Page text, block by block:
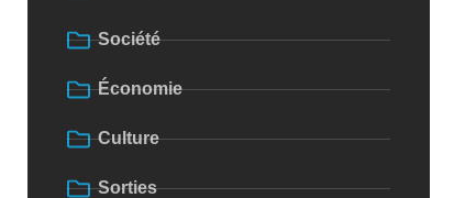
Société
Économie
Culture
Sorties